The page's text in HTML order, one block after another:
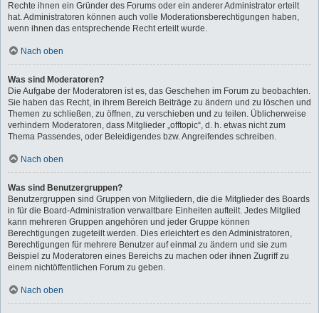
Rechte ihnen ein Gründer des Forums oder ein anderer Administrator erteilt
hat. Administratoren können auch volle Moderationsberechtigungen haben,
wenn ihnen das entsprechende Recht erteilt wurde.
Nach oben
Was sind Moderatoren?
Die Aufgabe der Moderatoren ist es, das Geschehen im Forum zu beobachten.
Sie haben das Recht, in ihrem Bereich Beiträge zu ändern und zu löschen und
Themen zu schließen, zu öffnen, zu verschieben und zu teilen. Üblicherweise
verhindern Moderatoren, dass Mitglieder „offtopic“, d. h. etwas nicht zum
Thema Passendes, oder Beleidigendes bzw. Angreifendes schreiben.
Nach oben
Was sind Benutzergruppen?
Benutzergruppen sind Gruppen von Mitgliedern, die die Mitglieder des Boards
in für die Board-Administration verwaltbare Einheiten aufteilt. Jedes Mitglied
kann mehreren Gruppen angehören und jeder Gruppe können
Berechtigungen zugeteilt werden. Dies erleichtert es den Administratoren,
Berechtigungen für mehrere Benutzer auf einmal zu ändern und sie zum
Beispiel zu Moderatoren eines Bereichs zu machen oder ihnen Zugriff zu
einem nichtöffentlichen Forum zu geben.
Nach oben